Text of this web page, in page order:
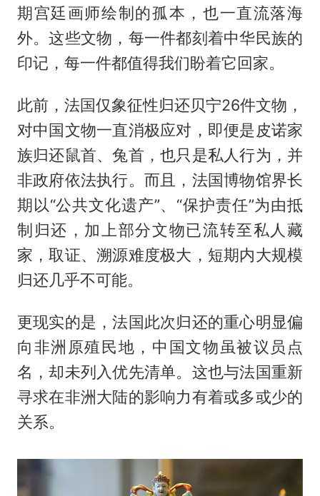
期宫廷画师绘制的孤本，也一直流落海
外。这些文物，每一件都刻着中华民族的
印记，每一件都值得我们盼着它回家。
此前，法国仅象征性归还贝宁26件文物，
对中国文物一直消极应对，即便是皮诺家
族归还鼠首、兔首，也只是私人行为，并
非政府依法执行。而且，法国博物馆界长
期以“公共文化遗产”、“保护责任”为由抵
制归还，加上部分文物已流转至私人藏
家，取证、溯源难度极大，短期内大规模
归还几乎不可能。
更现实的是，法国此次归还的重心明显偏
向非洲原殖民地，中国文物虽被议员点
名，却未列入优先清单。这也与法国重新
寻求在非洲大陆的影响力有着或多或少的
关系。